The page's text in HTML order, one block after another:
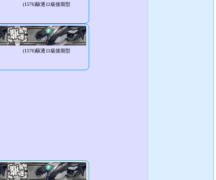
(1576)駆逐ロ級後期型
(1576)駆逐ロ級後期型